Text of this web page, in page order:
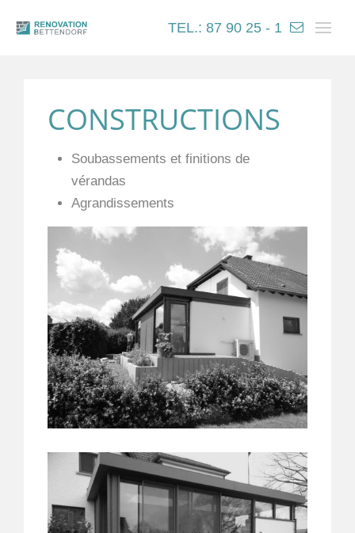
TEL.: 87 90 25 - 1
CONSTRUCTIONS
Soubassements et finitions de
vérandas
Agrandissements